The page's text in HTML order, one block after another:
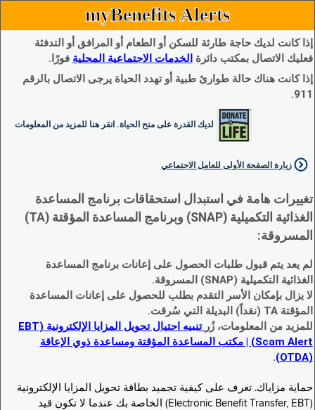
myBenefits Alerts
إذا كانت لديك حاجة طارئة للسكن أو الطعام أو المرافق أو التدفئة
فعليك الاتصال بمكتب دائرة الخدمات الاجتماعية المحلية فورًا.
إذا كانت هناك حالة طوارئ طبية أو تهدد الحياة يرجى الاتصال بالرقم
911.
لديك القدرة على منح الحياة. انقر هنا للمزيد من المعلومات
زيارة الصفحة الأولى للعامل الاجتماعي
تغييرات هامة في استبدال استحقاقات برنامج المساعدة
الغذائية التكميلية (SNAP) وبرنامج المساعدة المؤقتة (TA)
المسروقة:
لم يعد يتم قبول طلبات الحصول على إعانات برنامج المساعدة
الغذائية التكميلية (SNAP) المسروقة.
لا يزال بإمكان الأسر التقدم بطلب للحصول على إعانات المساعدة
المؤقتة TA (نقداً) البديلة التي سُرقت.
للمزيد من المعلومات، زُر
تنبيه احتيال تحويل المزايا الإلكترونية (EBT
Scam Alert) | مكتب المساعدة المؤقتة ومساعدة ذوي الإعاقة
(OTDA)
.
حماية مزاياك. تعرف على كيفية تجميد بطاقة تحويل المزايا الإلكترونية
(Electronic Benefit Transfer, EBT) الخاصة بك عندما لا تكون قيد